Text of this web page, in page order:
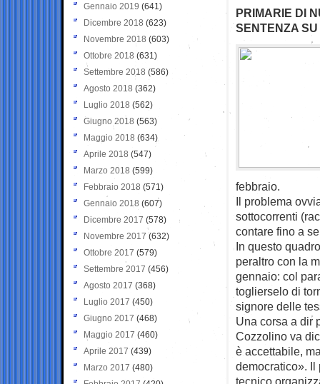
PRIMARIE DI
SENTENZA
febbraio.
Il problema
sottocorrenti
contare fino a
In questo
peraltro con la
gennaio: col
toglierselo di
signore delle
Una corsa a dir
Cozzolino va
è accettabile,
democratico». Il
tecnico
Gennaio 2019 (641)
Dicembre 2018 (623)
Novembre 2018 (603)
Ottobre 2018 (631)
Settembre 2018 (586)
Agosto 2018 (362)
Luglio 2018 (562)
Giugno 2018 (563)
Maggio 2018 (634)
Aprile 2018 (547)
Marzo 2018 (599)
Febbraio 2018 (571)
Gennaio 2018 (607)
Dicembre 2017 (578)
Novembre 2017 (632)
Ottobre 2017 (579)
Settembre 2017 (456)
Agosto 2017 (368)
Luglio 2017 (450)
Giugno 2017 (468)
Maggio 2017 (460)
Aprile 2017 (439)
Marzo 2017 (480)